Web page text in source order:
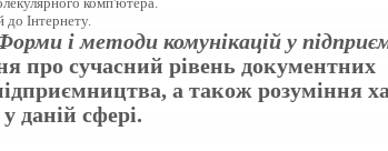
Інтернету.
і методи комунікацій у
про сучасний рівень документних
а також розуміння
даній сфері.